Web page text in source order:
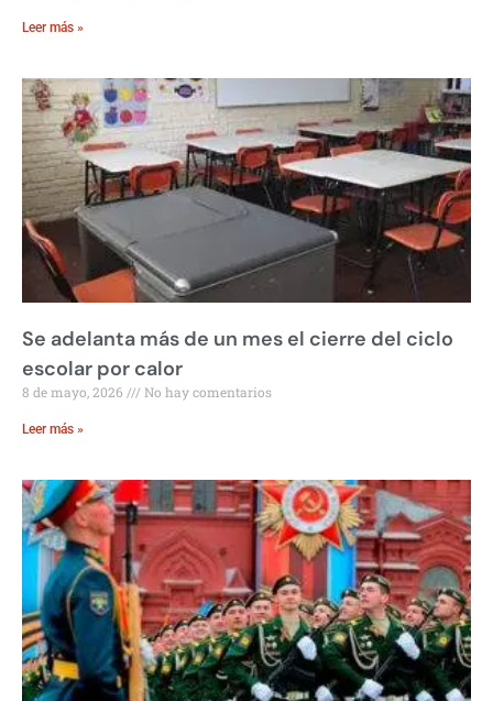
Leer más »
Se adelanta más de un mes el cierre del ciclo
escolar por calor
8 de mayo, 2026 No hay comentarios
Leer más »